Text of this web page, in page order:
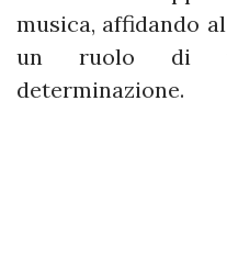
musica, affidando
un ruolo di
determinazione.